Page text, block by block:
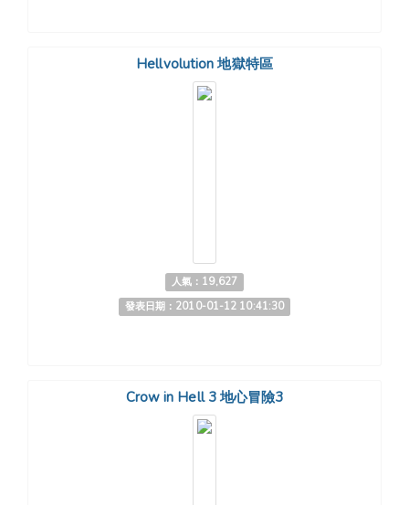
Hellvolution 地獄特區
人氣：19,627
發表日期：2010-01-12 10:41:30
Crow in Hell 3 地心冒險3